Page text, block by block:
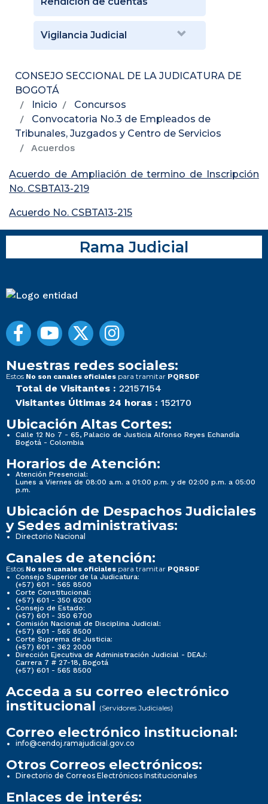
Vigilancia Judicial
CONSEJO SECCIONAL DE LA JUDICATURA DE
BOGOTÁ
Inicio
Concursos
Convocatoria No.3 de Empleados de
Tribunales, Juzgados y Centro de Servicios
Acuerdos
Acuerdo de Ampliación de termino de Inscripción
No. CSBTA13-219
Acuerdo No. CSBTA13-215
Rama Judicial
Nuestras redes sociales:
Estos No son canales oficiales para tramitar PQRSDF
Total de Visitantes : 22157154
Visitantes Últimas 24 horas : 152170
Ubicación Altas Cortes:
Calle 12 No 7 - 65, Palacio de Justicia Alfonso Reyes Echandía
Bogotá - Colombia
Horarios de Atención:
Atención Presencial:
Lunes a Viernes de 08:00 a.m. a 01:00 p.m. y de 02:00 p.m. a 05:00
p.m.
Ubicación de Despachos Judiciales
y Sedes administrativas:
Directorio Nacional
Canales de atención:
Estos No son canales oficiales para tramitar PQRSDF
Consejo Superior de la Judicatura:
(+57) 601 - 565 8500
Corte Constitucional:
(+57) 601 - 350 6200
Consejo de Estado:
(+57) 601 - 350 6700
Comisión Nacional de Disciplina Judicial:
(+57) 601 - 565 8500
Corte Suprema de Justicia:
(+57) 601 - 362 2000
Dirección Ejecutiva de Administración Judicial - DEAJ:
Carrera 7 # 27-18, Bogotá
(+57) 601 - 565 8500
Acceda a su correo electrónico
institucional (Servidores Judiciales)
Correo electrónico institucional:
info@cendoj.ramajudicial.gov.co
Otros Correos electrónicos:
Directorio de Correos Electrónicos Institucionales
Enlaces de interés: